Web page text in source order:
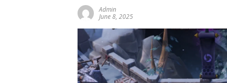
Admin
June 8, 2025